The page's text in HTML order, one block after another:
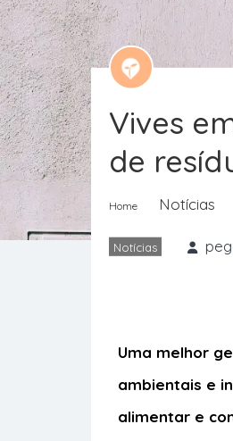
Vives
de
Home Notícias
Notícias
Uma melhor
ambientais e
alimentar e